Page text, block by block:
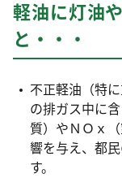
軽油に灯油
と・・・
不正軽油（特
の排ガス中に
質）やＮＯｘ
響を与え、都
す。